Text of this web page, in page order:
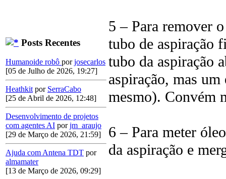
Posts Recentes
Humanoide robô porjosecarlos
[05 de Julho de 2026, 19:27]
Heathkit por SerraCabo
[25 de Abril de 2026, 12:48]
Desenvolvimento de projetos
com agentes AI porjm_araujo
[29 de Março de 2026, 21:59]
Ajuda com Antena TDT por
almamater
[13 de Março de 2026, 09:29]
5 – Para remover
tubo de aspiração
tubo da aspiração
aspiração, mas
mesmo). Convém
6 – Para meter
da aspiração e